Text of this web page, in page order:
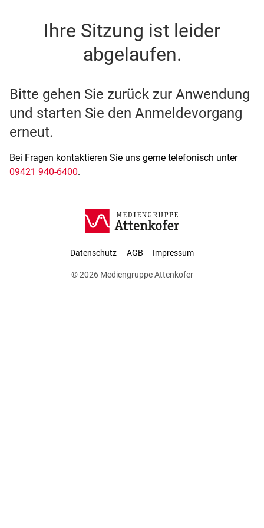
SSO Single-Sign-On der
Ihre Sitzung ist leider
abgelaufen.
Bitte gehen Sie zurück zur Anwendung
und starten Sie den Anmeldevorgang
erneut.
Bei Fragen kontaktieren Sie uns gerne telefonisch unter
09421 940-6400.
Datenschutz AGB Impressum
© 2026 Mediengruppe Attenkofer